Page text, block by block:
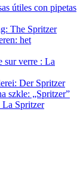
útiles con pipetas
The Spritzer
het
sur verre : La
Der Spritzer
szkle: „Spritzer”
La Spritzer